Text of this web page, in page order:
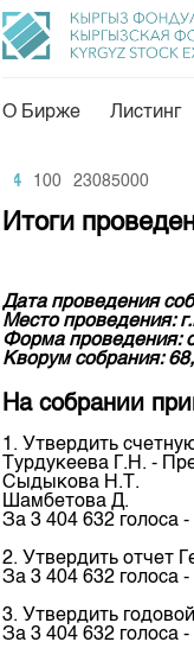
Общая
Руководство
Внутренний
Наши партнеры
Cтратегия
Корпоративные
Контакты
О Бирже Листинг
100 23085000
Итоги
Дата проведения
Место проведения:
Форма проведения:
Кворум собрания:
На собрании
1. Утвердить
Турдукеева Г.Н. -
Сыдыкова Н.Т.
Шамбетова Д.
За 3 404 632 голоса -
2. Утвердить отчет
За 3 404 632 голоса -
3. Утвердить
За 3 404 632 голоса -